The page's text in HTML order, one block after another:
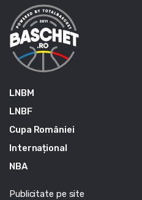
LNBM
LNBF
Cupa României
Internațional
NBA
Publicitate pe site